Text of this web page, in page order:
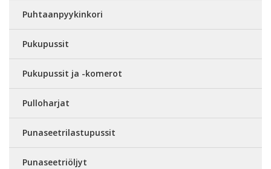
Puhtaanpyykinkori
Pukupussit
Pukupussit ja -komerot
Pulloharjat
Punaseetrilastupussit
Punaseetriöljyt